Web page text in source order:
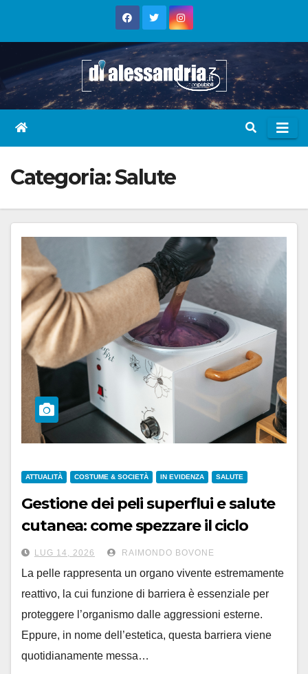
Categoria:Salute
ATTUALITÀ COSTUME & SOCIETÀ IN EVIDENZA SALUTE
Gestione dei peli superflui e salute
cutanea: come spezzare il ciclo
cronico di irritazioni e peli incarniti
LUG 14, 2026 RAIMONDO BOVONE
La pelle rappresenta un organo vivente estremamente
reattivo, la cui funzione di barriera è essenziale per
proteggere l’organismo dalle aggressioni esterne.
Eppure, in nome dell’estetica, questa barriera viene
quotidianamente messa…